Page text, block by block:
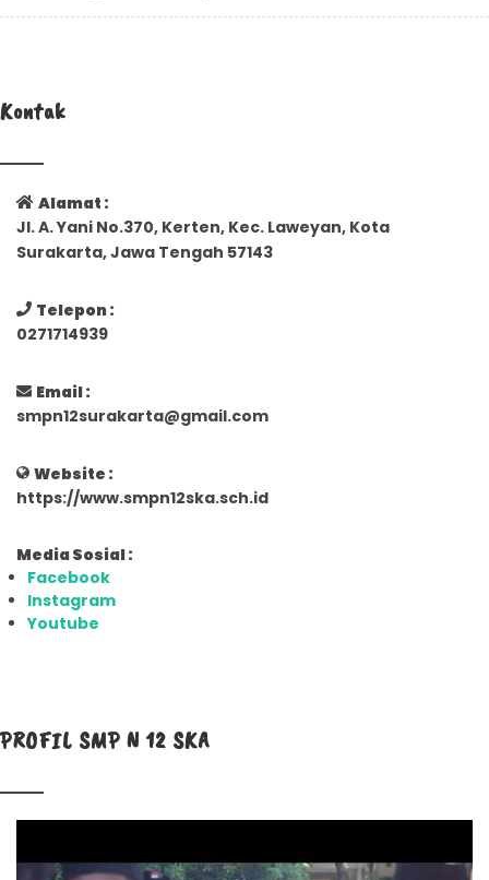
Kontak
Alamat :
Jl. A. Yani No.370, Kerten, Kec. Laweyan, Kota
Surakarta, Jawa Tengah 57143
Telepon :
0271714939
Email :
smpn12surakarta@gmail.com
Website :
https://www.smpn12ska.sch.id
Media Sosial :
Facebook
Instagram
Youtube
PROFIL SMP N 12 SKA